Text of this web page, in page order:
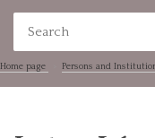
Home page Persons and